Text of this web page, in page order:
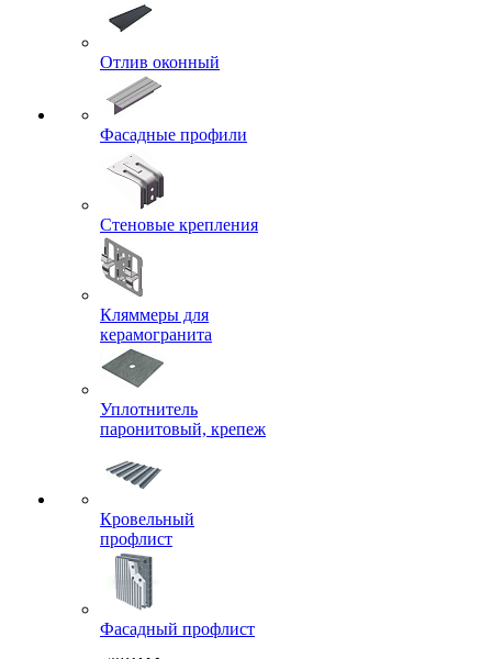
Отлив оконный
Фасадные профили
Стеновые крепления
Кляммеры для
керамогранита
Уплотнитель
паронитовый, крепеж
Кровельный
профлист
Фасадный профлист